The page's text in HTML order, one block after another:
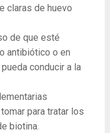
claras de huevo
de que esté
antibiótico o en
conducir a la
para tratar los
biotina.